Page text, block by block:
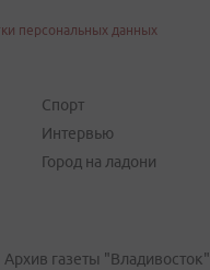
персональных данных
Спорт
Интервью
Город на ладони
Архив газеты "Владивосток"